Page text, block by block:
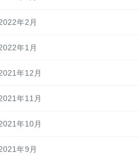
年2月
年1月
年12月
年11月
年10月
年9月